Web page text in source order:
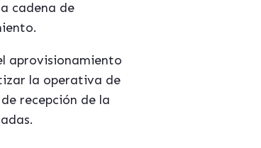
cadena de
aprovisionamiento
la operativa de
recepción de la